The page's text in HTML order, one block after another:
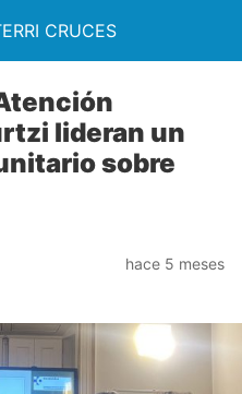
CRUCES
lideran un
sobre
hace 5 meses